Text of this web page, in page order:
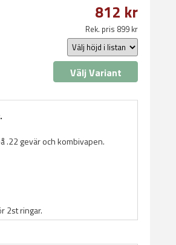
812 kr
Rek. pris 899 kr
Välj Variant
.22 gevär och kombivapen.
2st ringar.